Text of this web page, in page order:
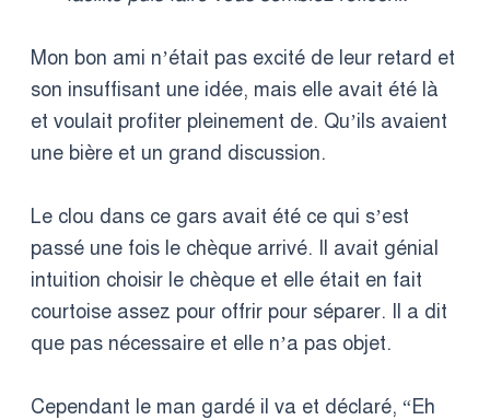
Mon bon ami n’était pas excité de leur retard et
son insuffisant une idée, mais elle avait été là
et voulait profiter pleinement de. Qu’ils avaient
une bière et un grand discussion.
Le clou dans ce gars avait été ce qui s’est
passé une fois le chèque arrivé. Il avait génial
intuition choisir le chèque et elle était en fait
courtoise assez pour offrir pour séparer. Il a dit
que pas nécessaire et elle n’a pas objet.
Cependant le man gardé il va et déclaré, “Eh